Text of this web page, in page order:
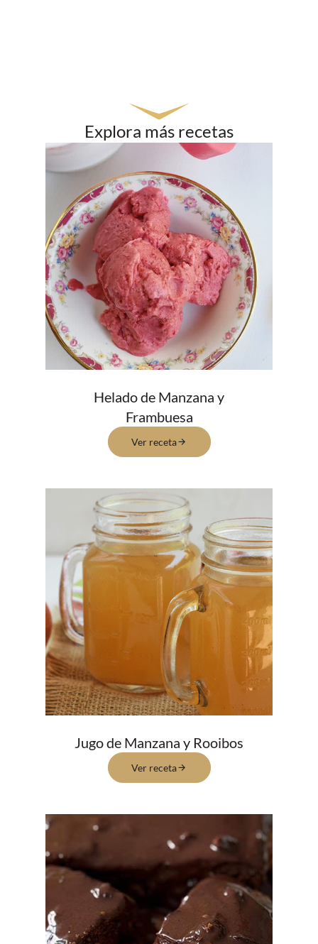
Explora más recetas
Helado de Manzana y
Frambuesa
Ver receta
Jugo de Manzana y Rooibos
Ver receta